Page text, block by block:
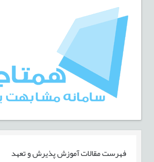
فهرست مقالاتآموزش پذیرش و تعهد